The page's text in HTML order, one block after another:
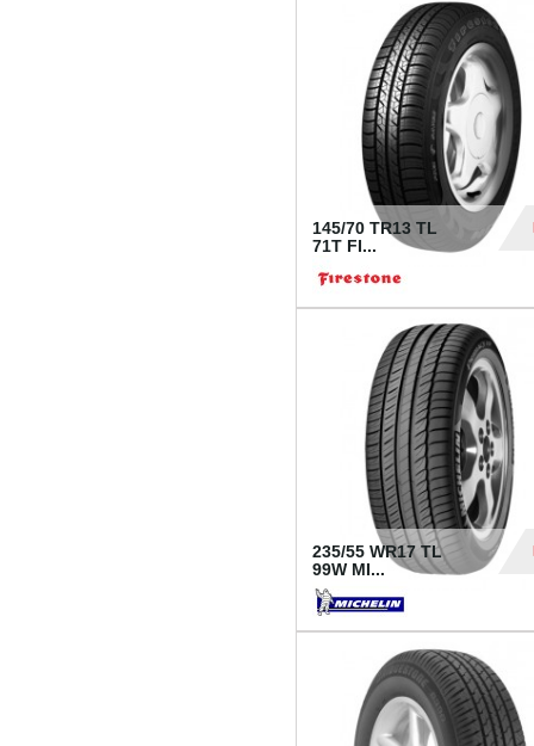
145/70 TR13 TL
71T FI...
235/55 WR17 TL
99W MI...